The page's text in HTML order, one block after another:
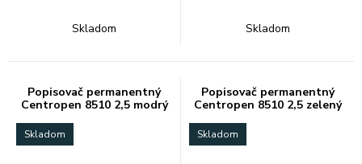
Skladom Skladom
Popisovač permanentný
Centropen 8510 2,5 modrý
Skladom
Popisovač permanentný
Centropen 8510 2,5 zelený
Skladom